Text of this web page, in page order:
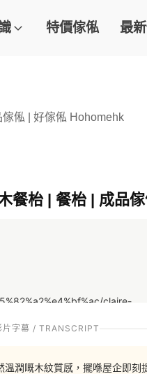
特價傢俬 最
俬 | 好傢俬 Hohomehk
餐枱 | 餐枱 | 成品
claire-
片字幕 / TRANSCRIPT
潤嘅木紋質感，擺喺屋企即